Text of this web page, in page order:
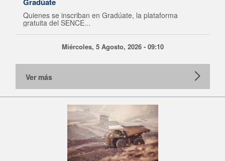
Quienes se inscriban en Gradúate, la plataforma
gratuita del SENCE...
Miércoles, 5 Agosto, 2026 - 09:10
Ver más